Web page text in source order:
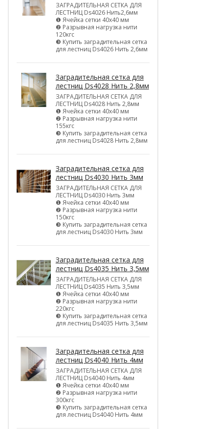
ЗАГРАДИТЕЛЬНАЯ СЕТКА ДЛЯ
ЛЕСТНИЦ Ds4026 Нить2,6мм
❶ Ячейка сетки 40х40 мм
❷ Разрывная нагрузка нити
120кгс
❸ Купить заградительная сетка
для лестниц Ds4026 Нить 2,6мм
Заградительная сетка для
лестниц Ds4028 Нить 2,8мм
ЗАГРАДИТЕЛЬНАЯ СЕТКА ДЛЯ
ЛЕСТНИЦ Ds4028 Нить 2,8мм
❶ Ячейка сетки 40х40 мм
❷ Разрывная нагрузка нити
155кгс
❸ Купить заградительная сетка
для лестниц Ds4028 Нить 2,8мм
Заградительная сетка для
лестниц Ds4030 Нить 3мм
ЗАГРАДИТЕЛЬНАЯ СЕТКА ДЛЯ
ЛЕСТНИЦ Ds4030 Нить 3мм
❶ Ячейка сетки 40х40 мм
❷ Разрывная нагрузка нити
150кгс
❸ Купить заградительная сетка
для лестниц Ds4030 Нить 3мм
Заградительная сетка для
лестниц Ds4035 Нить 3,5мм
ЗАГРАДИТЕЛЬНАЯ СЕТКА ДЛЯ
ЛЕСТНИЦ Ds4035 Нить 3,5мм
❶ Ячейка сетки 40х40 мм
❷ Разрывная нагрузка нити
220кгс
❸ Купить заградительная сетка
для лестниц Ds4035 Нить 3,5мм
Заградительная сетка для
лестниц Ds4040 Нить 4мм
ЗАГРАДИТЕЛЬНАЯ СЕТКА ДЛЯ
ЛЕСТНИЦ Ds4040 Нить 4мм
❶ Ячейка сетки 40х40 мм
❷ Разрывная нагрузка нити
300кгс
❸ Купить заградительная сетка
для лестниц Ds4040 Нить 4мм